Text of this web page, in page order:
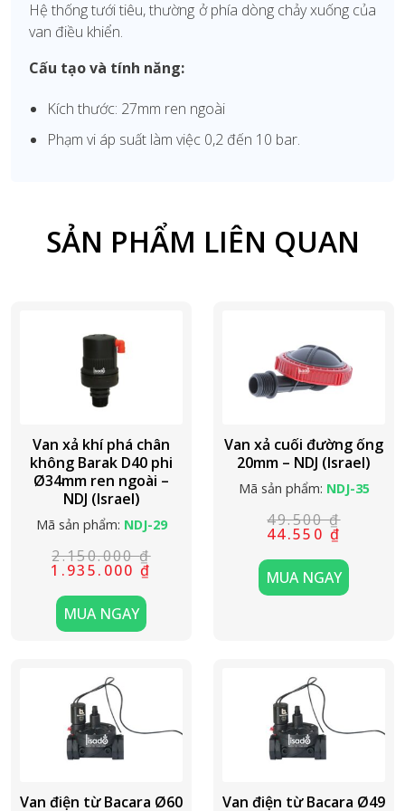
Hệ thống tưới tiêu, thường ở phía dòng chảy xuống của
van điều khiển.
Cấu tạo và tính năng:
Kích thước: 27mm ren ngoài
Phạm vi áp suất làm việc 0,2 đến 10 bar.
SẢN PHẨM LIÊN QUAN
Van xả khí phá chân
không Barak D40 phi
Ø34mm ren ngoài –
NDJ (Israel)
Mã sản phẩm: NDJ-29
2.150.000₫
Giá
là:
2.150.000 ₫.
1.935.000₫
Giá
tại
là:
1.935.000 ₫.
MUA NGAY
Van xả cuối đường ống
20mm – NDJ (Israel)
Mã sản phẩm: NDJ-35
49.500₫
Giá
gốc
là:
49.500 ₫.
44.550 ₫
Giá
hiện
tại
là:
44.550 ₫.
MUA NGAY
Van điện từ Bacara Ø60
Van điện từ Bacara Ø49